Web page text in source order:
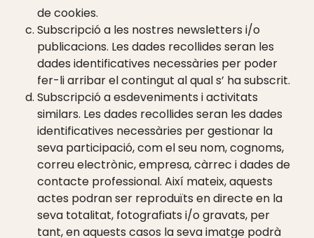
de cookies.
Subscripció a les nostres newsletters i/o
publicacions. Les dades recollides seran les
dades identificatives necessàries per poder
fer-li arribar el contingut al qual s’ ha subscrit.
Subscripció a esdeveniments i activitats
similars. Les dades recollides seran les dades
identificatives necessàries per gestionar la
seva participació, com el seu nom, cognoms,
correu electrònic, empresa, càrrec i dades de
contacte professional. Així mateix, aquests
actes podran ser reproduïts en directe en la
seva totalitat, fotografiats i/o gravats, per
tant, en aquests casos la seva imatge podrà